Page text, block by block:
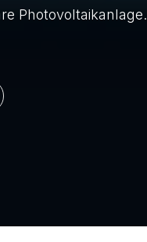
Photovoltaikanlage.